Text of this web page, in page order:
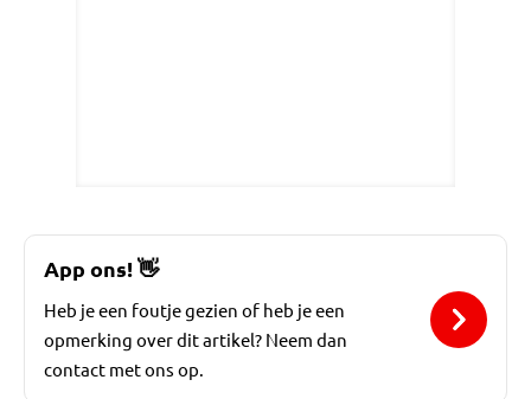
App ons!👋
Heb je een foutje gezien of heb je een
opmerking over dit artikel? Neem dan
contact met ons op.